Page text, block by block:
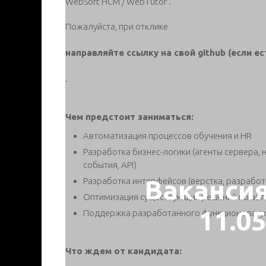
Пожалуйста, при отклике
направляйте ссылку на свой github (если
.
Чем предстоит заниматься:
Автоматизация процессов обучения и HR
Разработка бизнес-логики (агенты
события, API)
Разработка интерфейсов (верстка,
Оптимизация существующих решений по
Поддержка разработанного функционала,
Что ждем от кандидата: